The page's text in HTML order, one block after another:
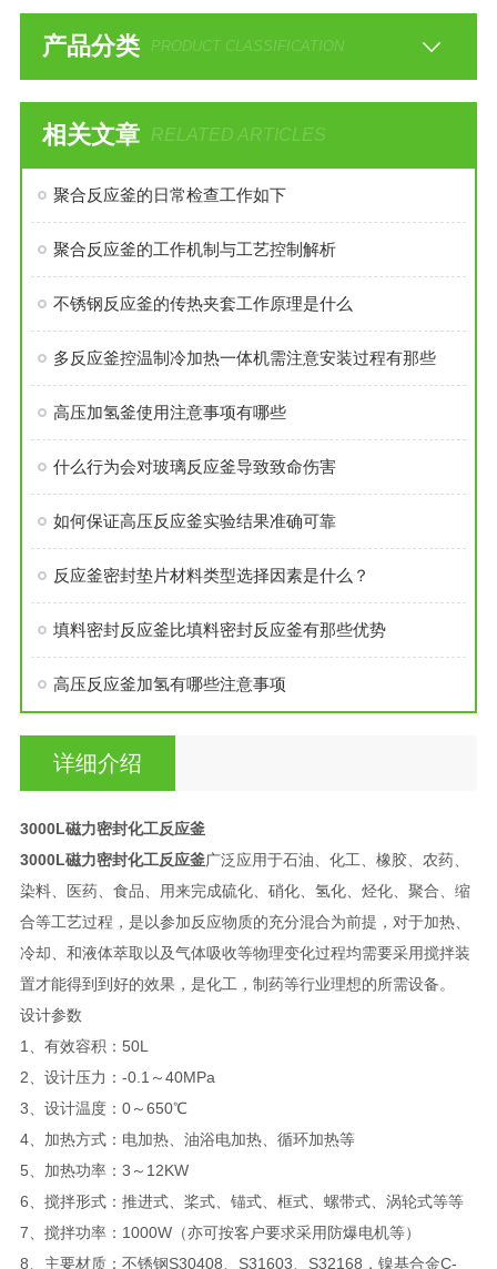
产品分类 PRODUCT CLASSIFICATION
相关文章 RELATED ARTICLES
聚合反应釜的日常检查工作如下
聚合反应釜的工作机制与工艺控制解析
不锈钢反应釜的传热夹套工作原理是什么
多反应釜控温制冷加热一体机需注意安装过程有那些
高压加氢釜使用注意事项有哪些
什么行为会对玻璃反应釜导致致命伤害
如何保证高压反应釜实验结果准确可靠
反应釜密封垫片材料类型选择因素是什么？
填料密封反应釜比填料密封反应釜有那些优势
高压反应釜加氢有哪些注意事项
详细介绍
3000L磁力密封化工反应釜
3000L磁力密封化工反应釜广泛应用于石油、化工、橡胶、农药、
染料、医药、食品、用来完成硫化、硝化、氢化、烃化、聚合、缩
合等工艺过程，是以参加反应物质的充分混合为前提，对于加热、
冷却、和液体萃取以及气体吸收等物理变化过程均需要采用搅拌装
置才能得到到好的效果，是化工，制药等行业理想的所需设备。
设计参数
1、有效容积：50L
2、设计压力：-0.1～40MPa
3、设计温度：0～650℃
4、加热方式：电加热、油浴电加热、循环加热等
5、加热功率：3～12KW
6、搅拌形式：推进式、桨式、锚式、框式、螺带式、涡轮式等等
7、搅拌功率：1000W（亦可按客户要求采用防爆电机等）
8、主要材质：不锈钢S30408、S31603、S32168，镍基合金C-